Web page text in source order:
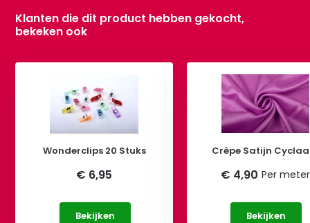
Klanten die dit product hebben gekocht,
bekeken ook
Wonderclips 20 Stuks
€ 6,95
Bekijken
Crêpe Satijn
€ 4,90 Per meter
Bekijken